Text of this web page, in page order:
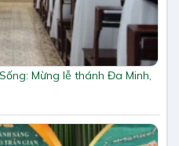
Mừng lễ thánh Đa Minh,